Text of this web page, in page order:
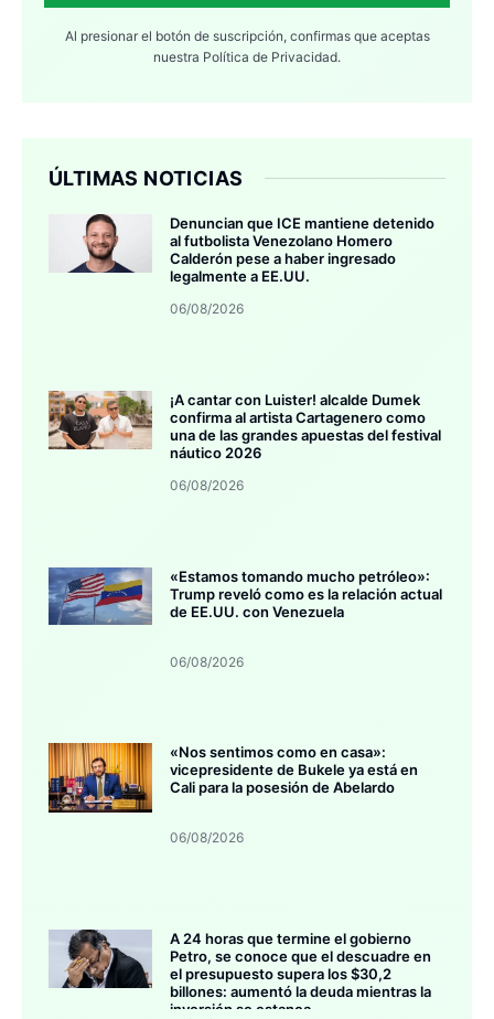
Al presionar el botón de suscripción, confirmas que aceptas
nuestra Política de Privacidad.
ÚLTIMAS NOTICIAS
Denuncian que ICE mantiene detenido
al futbolista Venezolano Homero
Calderón pese a haber ingresado
legalmente a EE.UU.
06/08/2026
¡A cantar con Luister! alcalde Dumek
confirma al artista Cartagenero como
una de las grandes apuestas del festival
náutico 2026
06/08/2026
«Estamos tomando mucho petróleo»:
Trump reveló como es la relación actual
de EE.UU. con Venezuela
06/08/2026
«Nos sentimos como en casa»:
vicepresidente de Bukele ya está en
Cali para la posesión de Abelardo
06/08/2026
A 24 horas que termine el gobierno
Petro, se conoce que el descuadre en
el presupuesto supera los $30,2
billones: aumentó la deuda mientras la
inversión se estanca